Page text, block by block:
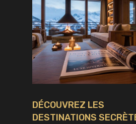
DÉCOUVREZ LES
DESTINATIONS